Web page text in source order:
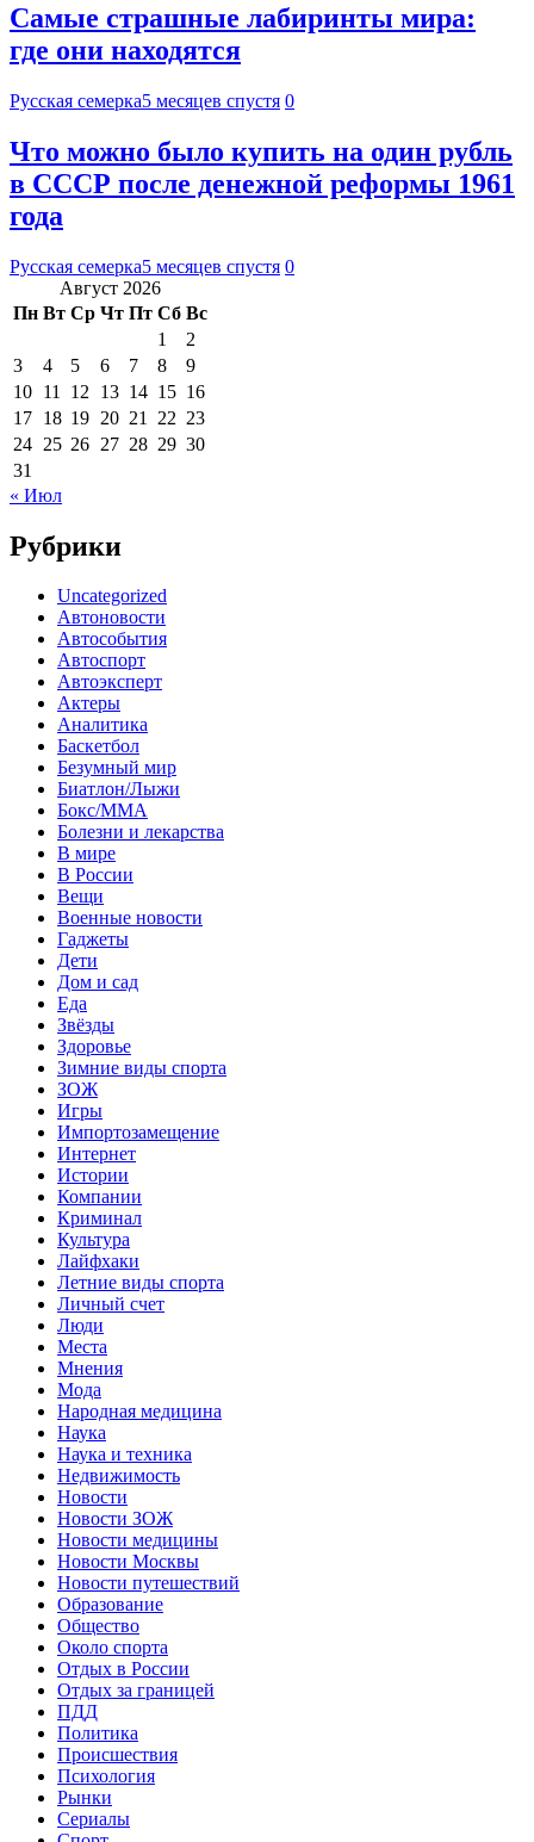
Самые страшные лабиринты мира:
где они находятся
Русская семерка5 месяцев спустя 0
Что можно было купить на один рубль
в СССР после денежной реформы 1961
года
Русская семерка5 месяцев спустя 0
Август 2026
Пн Вт Ср Чт Пт Сб Вс
1
2
3
4 5 6 7 8
9
10 11 12 13 14 15 16
17 18 19 20 21 22 23
24 25 26 27 28 29 30
31
« Июл
Рубрики
Uncategorized
Автоновости
Автособытия
Автоспорт
Автоэксперт
Актеры
Аналитика
Баскетбол
Безумный мир
Биатлон/Лыжи
Бокс/MMA
Болезни и лекарства
В мире
В России
Вещи
Военные новости
Гаджеты
Дети
Дом и сад
Еда
Звёзды
Здоровье
Зимние виды спорта
ЗОЖ
Игры
Импортозамещение
Интернет
Истории
Компании
Криминал
Культура
Лайфхаки
Летние виды спорта
Личный счет
Люди
Места
Мнения
Мода
Народная медицина
Наука
Наука и техника
Недвижимость
Новости
Новости ЗОЖ
Новости медицины
Новости Москвы
Новости путешествий
Образование
Общество
Около спорта
Отдых в России
Отдых за границей
ПДД
Политика
Происшествия
Психология
Рынки
Сериалы